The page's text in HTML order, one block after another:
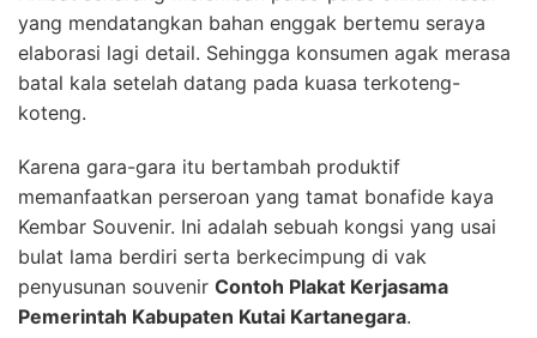
yang mendatangkan bahan enggak bertemu seraya
elaborasi lagi detail. Sehingga konsumen agak merasa
batal kala setelah datang pada kuasa terkoteng-
koteng.
Karena gara-gara itu bertambah produktif
memanfaatkan perseroan yang tamat bonafide kaya
Kembar Souvenir. Ini adalah sebuah kongsi yang usai
bulat lama berdiri serta berkecimpung di vak
penyusunan souvenir Contoh Plakat Kerjasama
Pemerintah Kabupaten Kutai Kartanegara.